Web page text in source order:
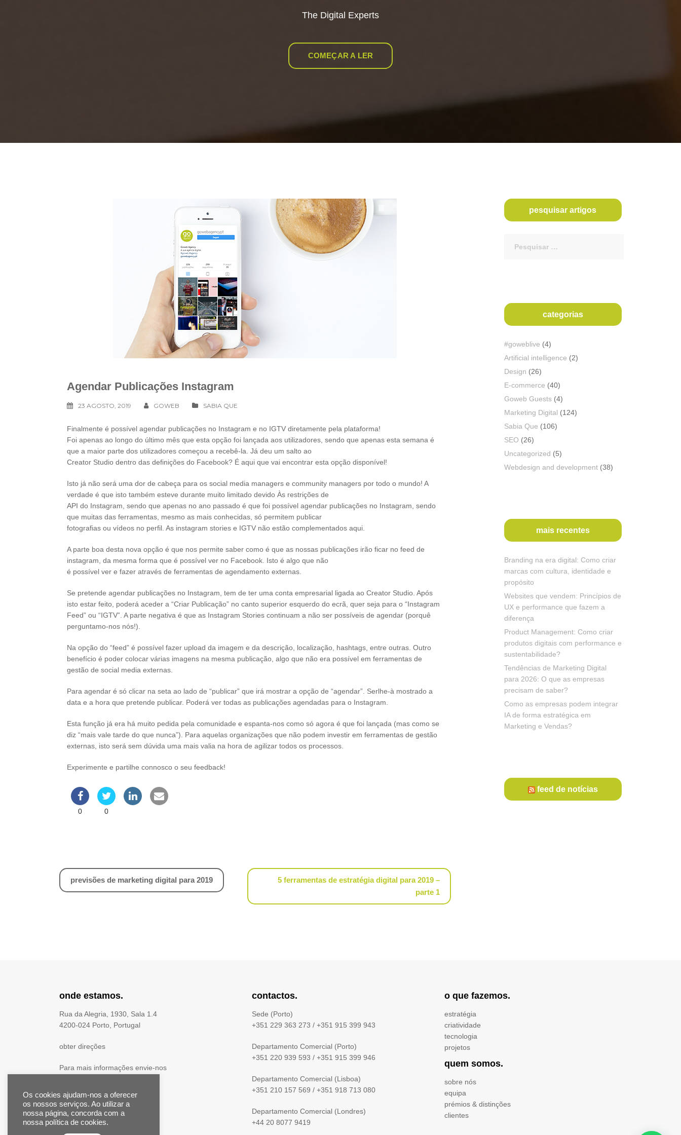
The Digital Experts
COMEÇAR A LER
Agendar Publicações Instagram
23 AGOSTO, 2019 GOWEB SABIA QUE
Finalmente é possível agendar publicações no Instagram e no IGTV diretamente pela plataforma!
Foi apenas ao longo do último mês que esta opção foi lançada aos utilizadores, sendo que apenas esta semana é
que a maior parte dos utilizadores começou a recebê-la. Já deu um salto ao
Creator Studio dentro das definições do Facebook? É aqui que vai encontrar esta opção disponível!
Isto já não será uma dor de cabeça para os social media managers e community managers por todo o mundo! A
verdade é que isto também esteve durante muito limitado devido Às restrições de
API do Instagram, sendo que apenas no ano passado é que foi possível agendar publicações no Instagram, sendo
que muitas das ferramentas, mesmo as mais conhecidas, só permitem publicar
fotografias ou vídeos no perfil. As instagram stories e IGTV não estão complementados aqui.
A parte boa desta nova opção é que nos permite saber como é que as nossas publicações irão ficar no feed de
instagram, da mesma forma que é possível ver no Facebook. Isto é algo que não
é possível ver e fazer através de ferramentas de agendamento externas.
Se pretende agendar publicações no Instagram, tem de ter uma conta empresarial ligada ao Creator Studio. Após
isto estar feito, poderá aceder a “Criar Publicação” no canto superior esquerdo do ecrã, quer seja para o “Instagram
Feed” ou “IGTV”. A parte negativa é que as Instagram Stories continuam a não ser possíveis de agendar (porquê
perguntamo-nos nós!).
Na opção do “feed” é possível fazer upload da imagem e da descrição, localização, hashtags, entre outras. Outro
benefício é poder colocar várias imagens na mesma publicação, algo que não era possível em ferramentas de
gestão de social media externas.
Para agendar é só clicar na seta ao lado de “publicar” que irá mostrar a opção de “agendar”. Serlhe-à mostrado a
data e a hora que pretende publicar. Poderá ver todas as publicações agendadas para o Instagram.
Esta função já era há muito pedida pela comunidade e espanta-nos como só agora é que foi lançada (mas como se
diz “mais vale tarde do que nunca”). Para aquelas organizações que não podem investir em ferramentas de gestão
externas, isto será sem dúvida uma mais valia na hora de agilizar todos os processos.
Experimente e partilhe connosco o seu feedback!
0 0
Navegação
previsões de marketing digital para 2019
5 ferramentas de estratégia digital para 2019 –
parte 1
pesquisar artigos
por:
categorias
#goweblive (4)
Artificial intelligence (2)
Design (26)
E-commerce (40)
Goweb Guests(4)
Marketing Digital (124)
Sabia Que (106)
SEO (26)
Uncategorized (5)
Webdesign and development(38)
mais recentes
Branding na era digital: Como criar
marcas com cultura, identidade e
propósito
Websites que vendem: Princípios de
UX e performance que fazem a
diferença
Product Management: Como criar
produtos digitais com performance e
sustentabilidade?
Tendências de Marketing Digital
para 2026: O que as empresas
precisam de saber?
Como as empresas podem integrar
IA de forma estratégica em
Marketing e Vendas?
feed de notícias
onde estamos.
Rua da Alegria, 1930, Sala 1.4
4200-024 Porto, Portugal
obter direções
Para mais informações envie-nos
info@gowebagency.pt
2021 ©Goweb Agency
contactos.
Sede (Porto)
+351 229 363 273 / +351 915 399 943
Departamento Comercial (Porto)
+351 220 939 593 / +351 915 399 946
Departamento Comercial (Lisboa)
+351 210 157 569 / +351 918 713 080
Departamento Comercial (Londres)
+44 20 8077 9419
o que fazemos.
estratégia
criatividade
tecnologia
projetos
quem somos.
sobre nós
equipa
prémios & distinções
clientes
Os cookies ajudam-nos a oferecer
os nossos serviços. Ao utilizar a
nossa página, concorda com a
nossa política de cookies.